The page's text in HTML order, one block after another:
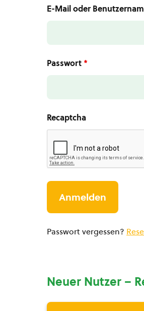
E-Mail oder
Passwort *
Recaptcha
Passwort vergessen?
Neuer Nutzer –